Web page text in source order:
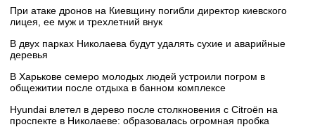
При атаке дронов на Киевщину погибли директор киевского
лицея, ее муж и трехлетний внук
В двух парках Николаева будут удалять сухие и аварийные
деревья
В Харькове семеро молодых людей устроили погром в
общежитии после отдыха в банном комплексе
Hyundai влетел в дерево после столкновения с Citroën на
проспекте в Николаеве: образовалась огромная пробка